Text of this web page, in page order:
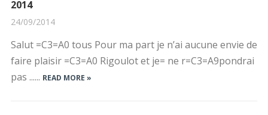
2014
24/09/2014
Salut =C3=A0 tous Pour ma part je n’ai aucune envie de
faire plaisir =C3=A0 Rigoulot et je= ne r=C3=A9pondrai
pas ...... READ MORE »